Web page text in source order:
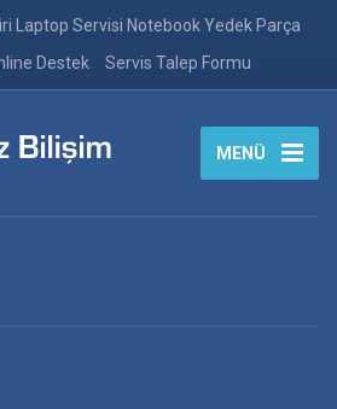
Laptop Servisi Notebook Yedek Parça
Destek Servis Talep Formu
MENÜ